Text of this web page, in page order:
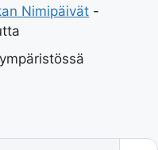
Nimipäivät -